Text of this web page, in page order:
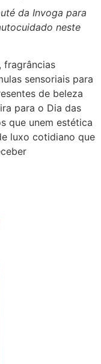
da Invoga para
neste
fragrâncias
sensoriais para
de beleza
para o Dia das
que unem estética
luxo cotidiano que